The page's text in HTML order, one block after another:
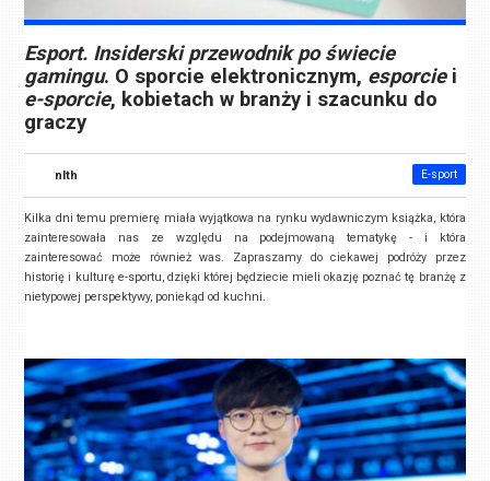
Esport. Insiderski przewodnik po świecie
gamingu. O sporcie elektronicznym, esporciei
e-sporcie, kobietach w branży i szacunku do
graczy
nlth E-sport
Kilka dni temu premierę miała wyjątkowa na rynku wydawniczym książka, która
zainteresowała nas ze względu na podejmowaną tematykę - i która
zainteresować może również was. Zapraszamy do ciekawej podróży przez
historię i kulturę e-sportu, dzięki której będziecie mieli okazję poznać tę branżę z
nietypowej perspektywy, poniekąd od kuchni.